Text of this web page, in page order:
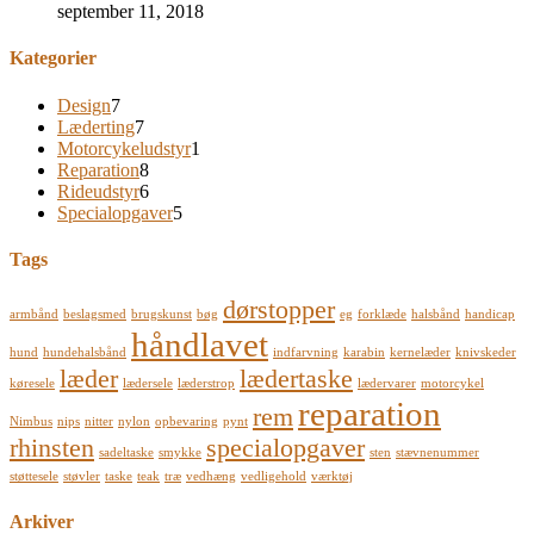
september 11, 2018
Kategorier
Design7
Læderting7
Motorcykeludstyr1
Reparation8
Rideudstyr6
Specialopgaver5
Tags
armbånd beslagsmed brugskunst bøg dørstopper eg forklæde halsbånd handicap
hund hundehalsbånd håndlavet indfarvning karabin kernelæder knivskeder
køresele læder lædersele læderstrop lædertaske lædervarer motorcykel
Nimbus nips nitter nylon opbevaring pynt remreparation
rhinsten sadeltaske smykke specialopgaver sten stævnenummer
støttesele støvler taske teak træ vedhæng vedligehold værktøj
Arkiver